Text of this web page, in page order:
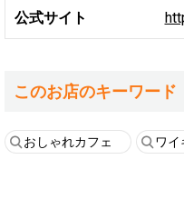
公式サイト
このお店のキーワード
おしゃれカフェ ワイ